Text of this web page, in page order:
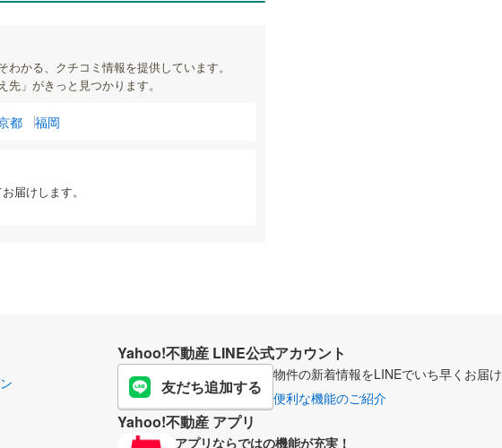
かる、クチコミ情報を提供しています。
」がきっと見つかります。
都 福岡
届けします。
Yahoo!不動産 LINE公式アカウント
友だち追加する
物件の新着情報をLINEでいち早くお届け
便利な機能のご紹介
Yahoo!不動産 アプリ
アプリならではの機能が充実！